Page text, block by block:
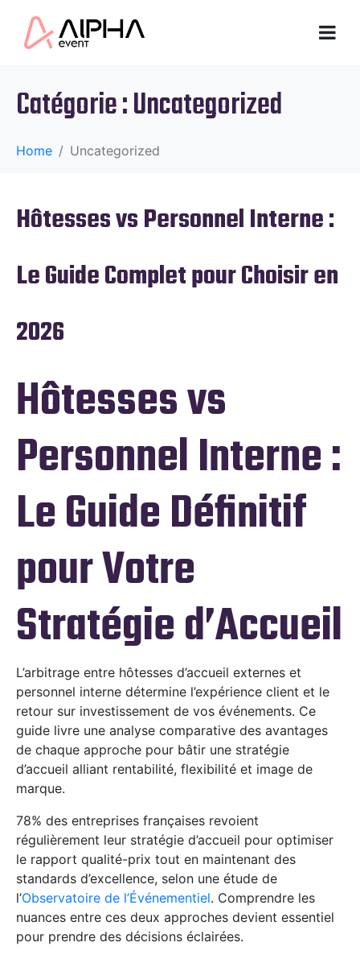
Catégorie :Uncategorized
Home Uncategorized
Hôtesses vs Personnel Interne :
Le Guide Complet pour Choisir en
2026
Hôtesses vs
Personnel Interne :
Le Guide Définitif
pour Votre
Stratégie d’Accueil
L’arbitrage entre hôtesses d’accueil externes et
personnel interne détermine l’expérience client et le
retour sur investissement de vos événements. Ce
guide livre une analyse comparative des avantages
de chaque approche pour bâtir une stratégie
d’accueil alliant rentabilité, flexibilité et image de
marque.
78% des entreprises françaises revoient
régulièrement leur stratégie d’accueil pour optimiser
le rapport qualité-prix tout en maintenant des
standards d’excellence, selon une étude de
l’Observatoire de l’Événementiel. Comprendre les
nuances entre ces deux approches devient essentiel
pour prendre des décisions éclairées.